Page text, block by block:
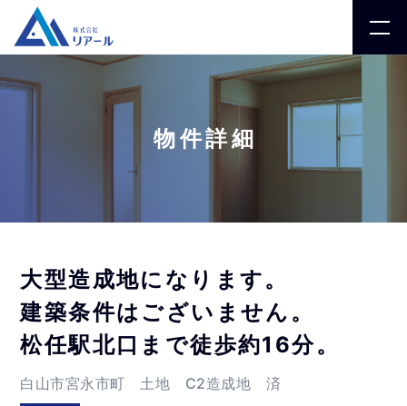
物件詳細
大型造成地になります。
建築条件はございません。
松任駅北口まで徒歩約16分。
白山市宮永市町 土地 C2造成地 済